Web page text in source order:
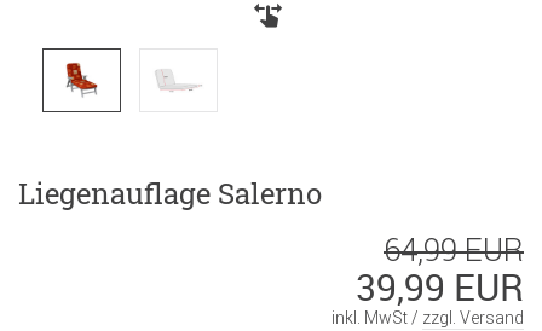
Liegenauflage Salerno
64,99 EUR
39,99 EUR
inkl. MwSt / zzgl. Versand